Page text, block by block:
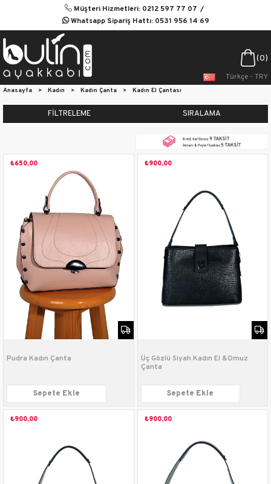
Müşteri Hizmetleri: 0212 597 77 07
Whatsapp Sipariş Hattı: 0531 956 14 69
0
Türkçe - TRY
Anasayfa > Kadın > Kadın Çanta > Kadın El Çantası
FILTRELEME SIRALAMA
Pudra Kadın Çanta
₺650,00
Sepete Ekle
Üç Gözlü Siyah Kadın El &Omuz
Çanta
₺900,00
Sepete Ekle
₺900,00 ₺900,00